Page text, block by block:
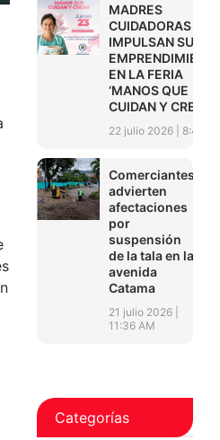
MADRES
CUIDADORAS
IMPULSAN SUS
EN LA FERIA
‘MANOS QUE
CUIDAN Y CREAN’
22 julio 2026 8:45
Comerciantes
advierten
afectaciones
por
suspensión
de la tala en la
avenida
Catama
21 julio 2026
11:36 AM
Categorías